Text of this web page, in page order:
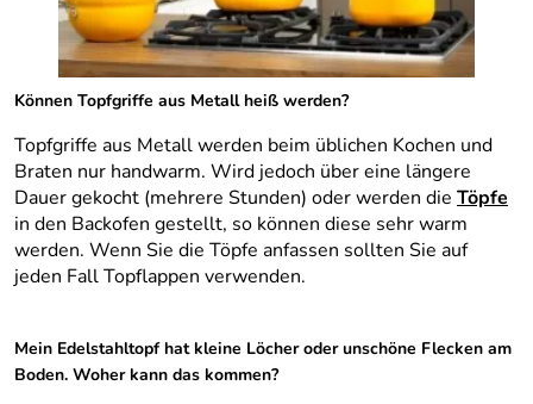
Können Topfgriffe aus Metall heiß werden?
Topfgriffe aus Metall werden beim üblichen Kochen und
Braten nur handwarm. Wird jedoch über eine längere
Dauer gekocht (mehrere Stunden) oder werden die Töpfe
in den Backofen gestellt, so können diese sehr warm
werden. Wenn Sie die Töpfe anfassen sollten Sie auf
jeden Fall Topflappen verwenden.
Mein Edelstahltopf hat kleine Löcher oder unschöne Flecken am
Boden. Woher kann das kommen?